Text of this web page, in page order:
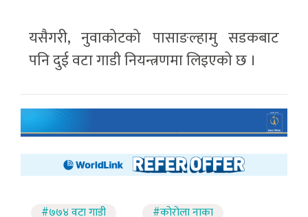
यसैगरी, नुवाकोटको पासाङल्हामु सडकबाट
पनि दुई वटा गाडी नियन्त्रणमा लिइएको छ ।
#७७४ वटा गाडी
#कोरोला नाका